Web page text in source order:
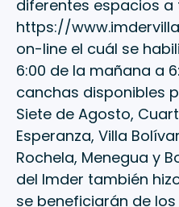
diferentes espacios a
https://
on-line el cuál se
6:00 de la mañana a
canchas disponibles
Siete de Agosto,
Esperanza, Villa
Rochela, Menegua y
del Imder también
se beneficiarán de